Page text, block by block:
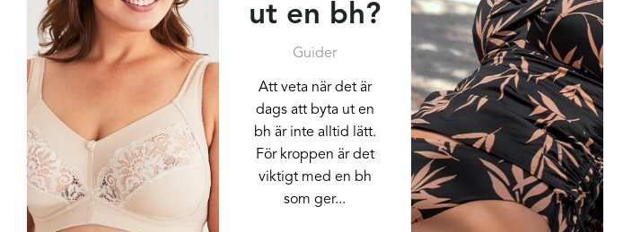
ut en bh?
Guider
Att veta när det är
dags att byta ut en
bh är inte alltid lätt.
För kroppen är det
viktigt med en bh
som ger...